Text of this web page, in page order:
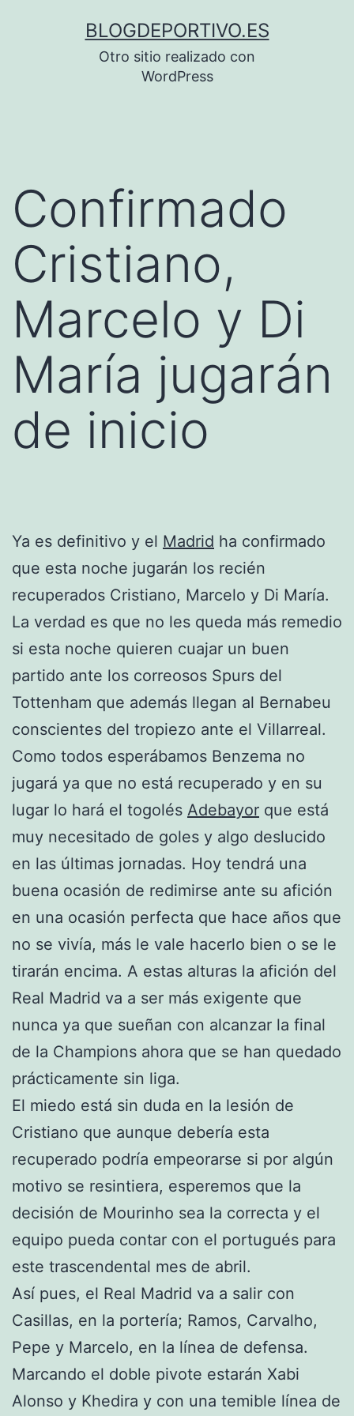
BLOGDEPORTIVO.ES
Otro sitio realizado con
WordPress
Confirmado
Cristiano,
Marcelo y Di
María jugarán
de inicio
Ya es definitivo y el Madrid ha confirmado
que esta noche jugarán los recién
recuperados Cristiano, Marcelo y Di María.
La verdad es que no les queda más remedio
si esta noche quieren cuajar un buen
partido ante los correosos Spurs del
Tottenham que además llegan al Bernabeu
conscientes del tropiezo ante el Villarreal.
Como todos esperábamos Benzema no
jugará ya que no está recuperado y en su
lugar lo hará el togolés Adebayor que está
muy necesitado de goles y algo deslucido
en las últimas jornadas. Hoy tendrá una
buena ocasión de redimirse ante su afición
en una ocasión perfecta que hace años que
no se vivía, más le vale hacerlo bien o se le
tirarán encima. A estas alturas la afición del
Real Madrid va a ser más exigente que
nunca ya que sueñan con alcanzar la final
de la Champions ahora que se han quedado
prácticamente sin liga.
El miedo está sin duda en la lesión de
Cristiano que aunque debería esta
recuperado podría empeorarse si por algún
motivo se resintiera, esperemos que la
decisión de Mourinho sea la correcta y el
equipo pueda contar con el portugués para
este trascendental mes de abril.
Así pues, el Real Madrid va a salir con
Casillas, en la portería; Ramos, Carvalho,
Pepe y Marcelo, en la línea de defensa.
Marcando el doble pivote estarán Xabi
Alonso y Khedira y con una temible línea de